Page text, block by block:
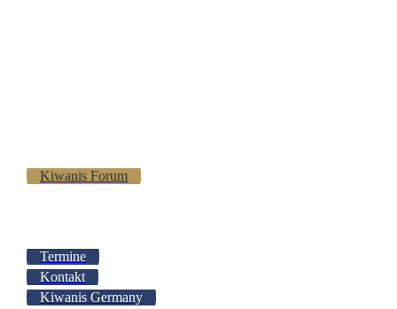
Kiwanis Forum
Termine
Kontakt
Kiwanis Germany